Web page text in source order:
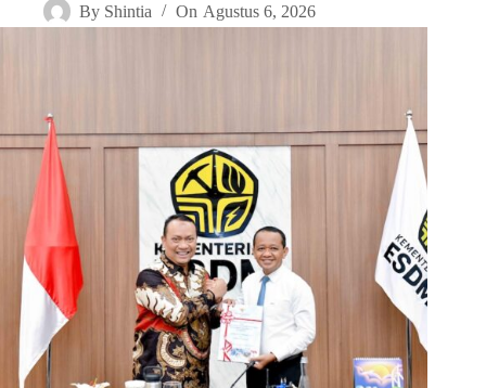
By Shintia On Agustus 6, 2026